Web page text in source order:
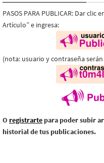
PASOS PARA PUBLICAR: Dar
Artículo” e ingresa:
(nota: usuario y contraseña
O registrarte para poder subir
historial de tus publicaciones.